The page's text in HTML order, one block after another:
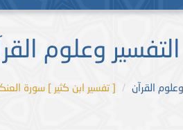
التفسير وعلوم
القرآن [ تفسير ابن كثير ] سورة العنكبوت {